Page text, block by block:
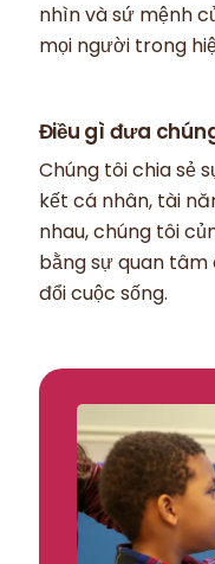
nhìn và sứ mệnh
mọi người trong
Điều gì đưa
Chúng tôi chia sẻ
kết cá nhân, tài
nhau, chúng tôi
bằng sự quan
đổi cuộc sống.